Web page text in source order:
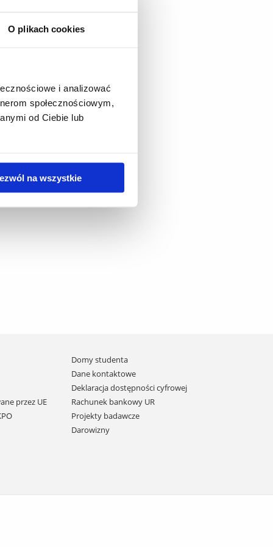
O plikach cookies
i analizować
społecznościowym,
od Ciebie lub
na wszystkie
przez UE
Domy studenta
Dane kontaktowe
Deklaracja dostępności cyfrowej
Rachunek bankowy UR
Projekty badawcze
Darowizny